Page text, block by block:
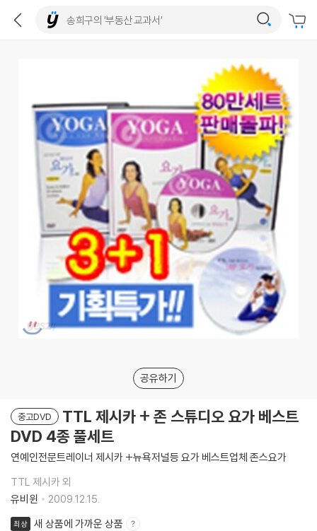
공유하기
중고DVD
TTL 제시카 + 존 스튜디오 요가 베스트
DVD 4종 풀세트
연예인전문트레이너 제시카 +뉴욕저널등 요가 베스트업체 존스요가
TTL 제시카 외
유비윈
2009.12.15.
최상 새 상품에 가까운 상품